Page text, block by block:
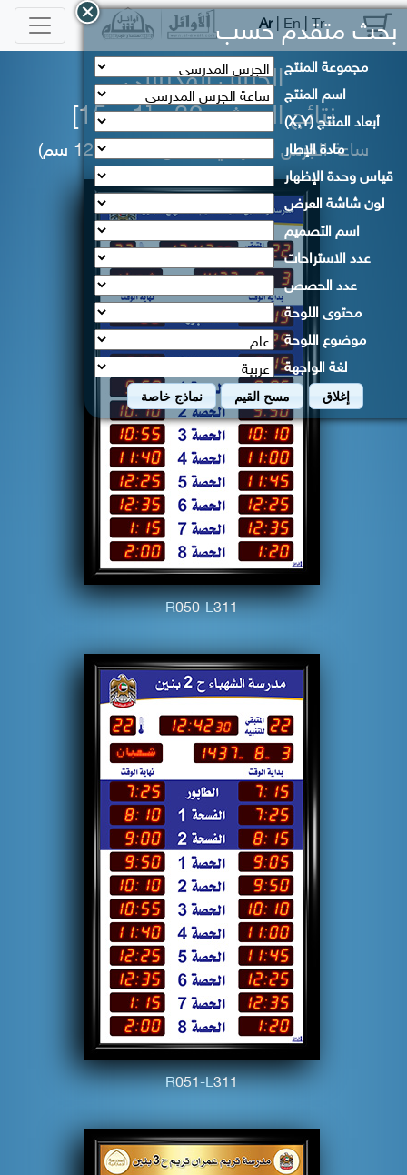
Ar| En| Tr
الجرس المدرسي
بحث متقدم حسب
مجموعة المنتج
اسم المنتج
أبعاد المنتج (X,Y)
مادة الإطار
قياس وحدة الإظهار
لون شاشة العرض
اسم التصميم
عدد الاستراحات
عدد الحصص
محتوى اللوحة
موضوع اللوحة
لغة الواجهة
إغلاق مسح القيم نماذج خاصة
نتائج البحث :32 [1 - 15]
ساعة الجرس المدرسي (قياس : 70 × 120 سم)
R050-L311
R051-L311